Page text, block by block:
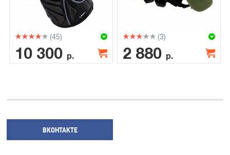
(45)
10 300 р.
(3)
2 880 р.
ВКОНТАКТЕ